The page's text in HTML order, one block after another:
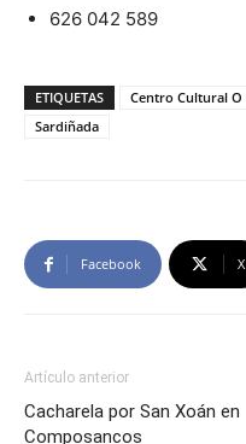
626 042 589
ETIQUETAS Centro Cultural O
Sardiñada
Facebook X
Artículo anterior
Cacharela por San Xoán en
Composancos